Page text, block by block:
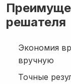
решателя
Экономия
вручную
Точные